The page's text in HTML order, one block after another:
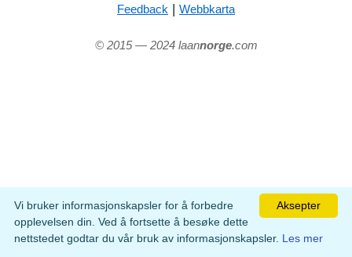
Feedback | Webbkarta
© 2015 — 2024 laannorge.com
Aksepter
Vi bruker informasjonskapsler for å forbedre
opplevelsen din. Ved å fortsette å besøke dette
nettstedet godtar du vår bruk av informasjonskapsler. Les mer